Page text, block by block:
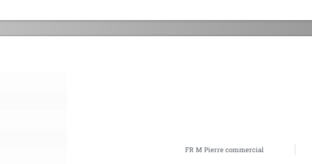
FR M Pierre commercial